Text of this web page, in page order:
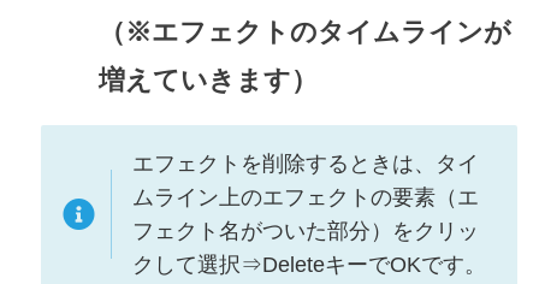
（※エフェクトのタイムラインが
増えていきます）
エフェクトを削除するときは、タイ
ムライン上のエフェクトの要素（エ
フェクト名がついた部分）をクリッ
クして選択⇒DeleteキーでOKです。